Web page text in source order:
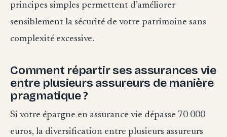
principes simples permettent d’améliorer
sensiblement la sécurité de votre patrimoine sans
complexité excessive.
Comment répartir ses assurances vie
entre plusieurs assureurs de manière
pragmatique ?
Si votre épargne en assurance vie dépasse 70 000
euros, la diversification entre plusieurs assureurs